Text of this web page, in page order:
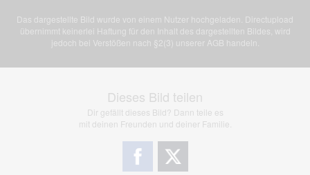
Das dargestellte Bild wurde von einem Nutzer hochgeladen. Directupload
übernimmt keinerlei Haftung für den Inhalt des dargestellten Bildes, wird
jedoch bei Verstößen nach §2(3) unserer AGB handeln.
Dieses Bild teilen
Dir gefällt dieses Bild? Dann teile es
mit deinen Freunden und deiner Familie.